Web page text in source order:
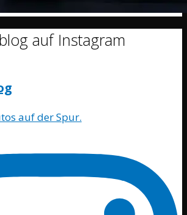
auf Instagram
auf der Spur.